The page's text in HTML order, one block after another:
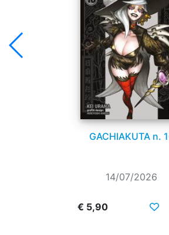
GACHIAKUTA n.
14/07/2026
€ 5,90